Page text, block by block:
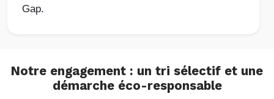
Gap.
Notre engagement : un tri sélectif et une
démarche éco-responsable